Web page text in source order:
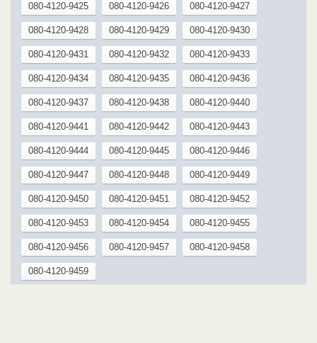
080-4120-9425 080-4120-9426 080-4120-9427
080-4120-9428 080-4120-9429 080-4120-9430
080-4120-9431 080-4120-9432 080-4120-9433
080-4120-9434 080-4120-9435 080-4120-9436
080-4120-9437 080-4120-9438 080-4120-9440
080-4120-9441 080-4120-9442 080-4120-9443
080-4120-9444 080-4120-9445 080-4120-9446
080-4120-9447 080-4120-9448 080-4120-9449
080-4120-9450 080-4120-9451 080-4120-9452
080-4120-9453 080-4120-9454 080-4120-9455
080-4120-9456 080-4120-9457 080-4120-9458
080-4120-9459